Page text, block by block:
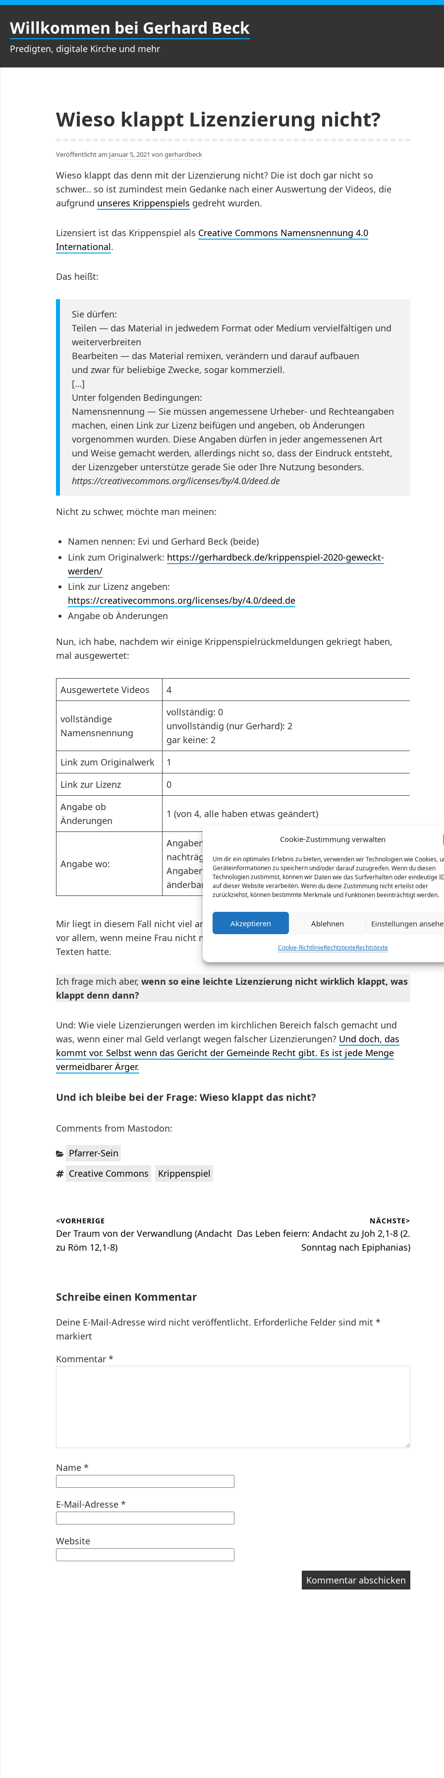
Cookie-Zustimmung verwalten
Um dir ein optimales Erlebnis zu bieten, verwenden wir Technologien wie Cookies,
Geräteinformationen zu speichern und/oder darauf zuzugreifen. Wenn du diesen
Technologien zustimmst, können wir Daten wie das Surfverhalten oder eindeutige
auf dieser Website verarbeiten. Wenn du deine Zustimmung nicht erteilst oder
zurückziehst, können bestimmte Merkmale und Funktionen beeinträchtigt werden.
Akzeptieren Ablehnen Einstellungen
Cookie-RichtlinieRechtstexteRechtstexte
Zum
Inhalt
springen
Willkommen bei Gerhard Beck
Predigten, digitale Kirche und mehr
Wieso klappt Lizenzierung nicht?
Veröffentlicht am Januar 5, 2021 von gerhardbeck
Wieso klappt das denn mit der Lizenzierung nicht? Die ist doch gar nicht so
schwer… so ist zumindest mein Gedanke nach einer Auswertung der Videos, die
aufgrund unseres Krippenspiels gedreht wurden.
Lizensiert ist das Krippenspiel als Creative Commons Namensnennung 4.0
International.
Das heißt:
Sie dürfen:
Teilen — das Material in jedwedem Format oder Medium vervielfältigen und
weiterverbreiten
Bearbeiten — das Material remixen, verändern und darauf aufbauen
und zwar für beliebige Zwecke, sogar kommerziell.
[…]
Unter folgenden Bedingungen:
Namensnennung — Sie müssen angemessene Urheber- und Rechteangaben
machen, einen Link zur Lizenz beifügen und angeben, ob Änderungen
vorgenommen wurden. Diese Angaben dürfen in jeder angemessenen Art
und Weise gemacht werden, allerdings nicht so, dass der Eindruck entsteht,
der Lizenzgeber unterstütze gerade Sie oder Ihre Nutzung besonders.
https://creativecommons.org/licenses/by/4.0/deed.de
Nicht zu schwer, möchte man meinen:
Namen nennen: Evi und Gerhard Beck (beide)
Link zum Originalwerk: https://gerhardbeck.de/krippenspiel-2020-geweckt-
werden/
Link zur Lizenz angeben:
https://creativecommons.org/licenses/by/4.0/deed.de
Angabe ob Änderungen
Nun, ich habe, nachdem wir einige Krippenspielrückmeldungen gekriegt haben,
mal ausgewertet:
Ausgewertete Videos 4
vollständige
Namensnennung
vollständig: 0
unvollständig (nur Gerhard): 2
gar keine: 2
Link zum Originalwerk
1
Link zur Lizenz
0
Angabe ob
Änderungen
1 (von 4, alle haben etwas geändert)
Angabe wo:
Angaben in Youtube Beschreibung (problemlos
nachträglich änderbar): 1
Angaben im Krippenspielfilm (nicht problemlos
änderbar): 3
Mir liegt in diesem Fall nicht viel an der absolut korrekten Lizensierung. Mich ärgert
vor allem, wenn meine Frau nicht mitgenannt wird, da Sie die meiste Arbeit beim
Texten hatte.
Ich frage mich aber, wenn so eine leichte Lizenzierung nicht wirklich klappt, was
klappt denn dann?
Und: Wie viele Lizenzierungen werden im kirchlichen Bereich falsch gemacht und
was, wenn einer mal Geld verlangt wegen falscher Lizenzierungen? Und doch, das
kommt vor. Selbst wenn das Gericht der Gemeinde Recht gibt. Es ist jede Menge
vermeidbarer Ärger.
Und ich bleibe bei der Frage: Wieso klappt das nicht?
Comments from Mastodon:
Kategorien:
Pfarrer-Sein
Schlagwörter:
Creative Commons Krippenspiel
<VORHERIGE
Vorheriger
Beitrag:
Der Traum von der Verwandlung (Andacht
zu Röm 12,1-8)
NÄCHSTE>
Nächster
Das Leben feiern: Andacht zu Joh 2,1-8 (2.
Sonntag nach Epiphanias)
Schreibe einen Kommentar
Deine E-Mail-Adresse wird nicht veröffentlicht. Erforderliche Felder sind mit *
markiert
Kommentar *
Name *
E-Mail-Adresse *
Website